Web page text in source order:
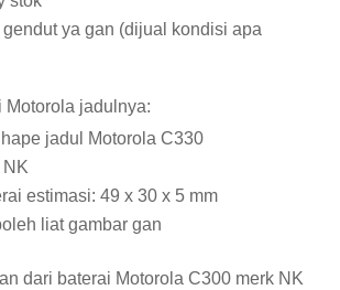
gendut ya gan (dijual kondisi apa
Motorola jadulnya:
jadul Motorola C330
NK
estimasi: 49 x 30 x 5 mm
liat gambar gan
dari baterai Motorola C300 merk NK